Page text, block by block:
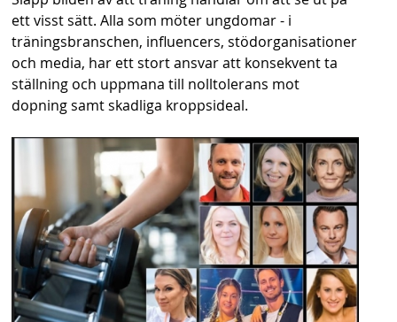
h
n
ett visst sätt. Alla som möter ungdomar - i
träningsbranschen, influencers, stödorganisationer
och media, har ett stort ansvar att konsekvent ta
ställning och uppmana till nolltolerans mot
dopning samt skadliga kroppsideal.